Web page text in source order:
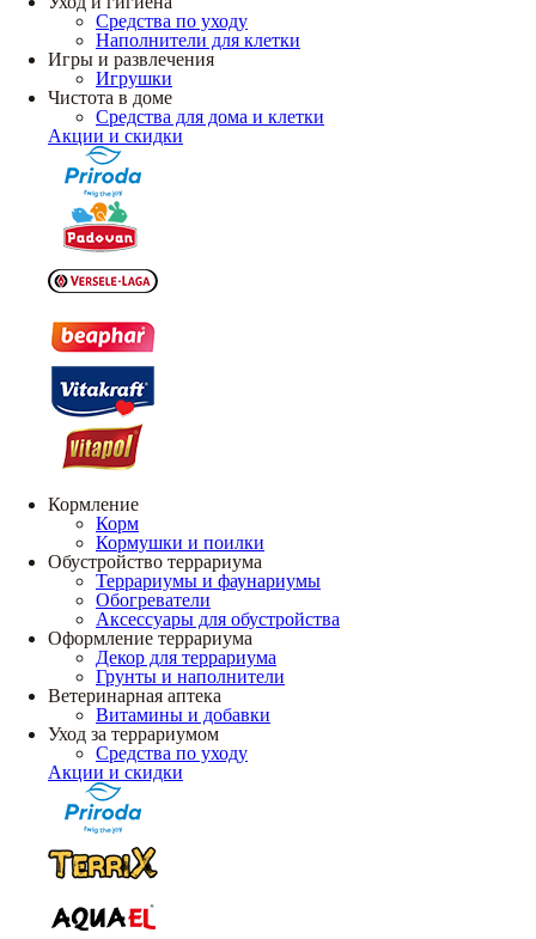
Средства по уходу
Наполнители для клетки
Игры и развлечения
Игрушки
Чистота в доме
Средства для дома и клетки
Акции и скидки
Кормление
Корм
Кормушки и поилки
Обустройство террариума
Террариумы и фаунариумы
Обогреватели
Аксессуары для обустройства
Оформление террариума
Декор для террариума
Грунты и наполнители
Ветеринарная аптека
Витамины и добавки
Уход за террариумом
Средства по уходу
Акции и скидки